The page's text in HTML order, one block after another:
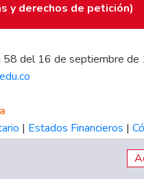
y derechos de petición)
58 del 16 de septiembre
| Estados Financieros |